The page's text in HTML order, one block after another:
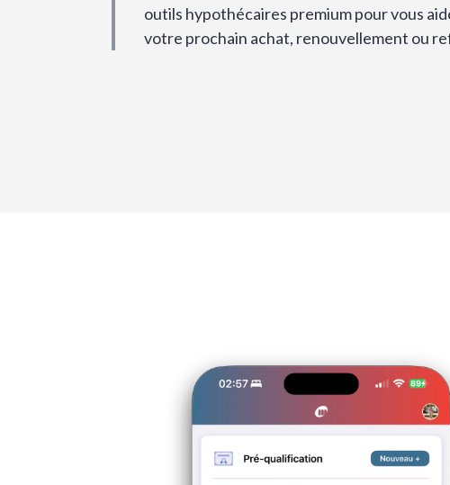
outils hypothécaires premium pour vous
votre prochain achat, renouvellement ou